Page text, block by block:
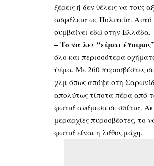
ξέρεις ή δεν θέλεις να τους
ασφάλεια ως Πολιτεία.
συμβαίνει εδώ στην Ελλάδα.
– Το να λες “είμαι
όλο και περισσότερα
ψέμα. Με 260 πυροσβέστες
χλμ όπως απόψε στη
απολύτως τίποτα πέρα από
φωτιά ανάμεσα σε σπίτια.
μεραρχίες πυροσβέστες, το
φωτιά είναι η λάθος μάχη.